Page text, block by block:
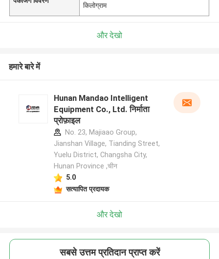
किलोग्राम
और देखो
हमारे बारे में
Hunan Mandao Intelligent
Equipment Co., Ltd. निर्माता
प्रोफ़ाइल
No. 23, Majiaao Group,
Jianshan Village, Tianding Street,
Yuelu District, Changsha City,
Hunan Province ,चीन
5.0
सत्यापित प्रदायक
और देखो
सबसे उत्तम प्रतिदान प्राप्त करें